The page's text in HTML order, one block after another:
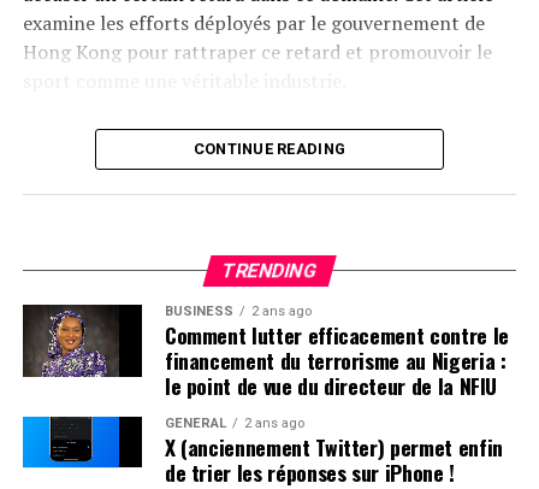
examine les efforts déployés par le gouvernement de
Hong Kong pour rattraper ce retard et promouvoir le
Contexte Actuel du Secteur Sportif à Hong Kong
Récemment, un rapport publié par l’Institut Xinhua a
devenir une puissance sportive mondiale. Entre 2017 et
2022, la valeur ajoutée de l’industrie sportive en Chine
continentale a connu une croissance annuelle moyenne
impressionnante de 13,5 %. En comparaison, Hong
Kong n’a enregistré qu’une augmentation modeste de
2,35 % durant la même période. Cette disparité soulève
des questions sur les mesures que le gouvernement
hongkongais pourrait adopter pour stimuler son propre
CONTINUE READING
TRENDING
BUSINESS 2 ans ago
Comment lutter efficacement contre le
financement du terrorisme au Nigeria :
le point de vue du directeur de la NFIU
GÉNÉRAL 2 ans ago
X (anciennement Twitter) permet enfin
de trier les réponses sur iPhone !